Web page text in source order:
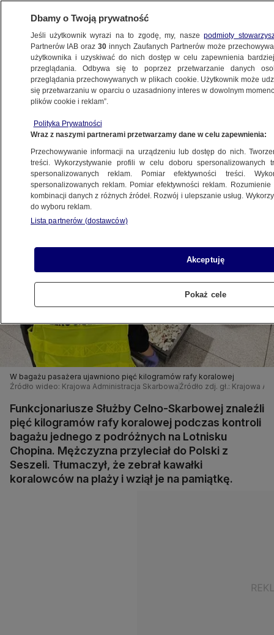
WARSZAWA
WŁOCHY
koralowej. "Pamiątka z Seszeli"
20.01.2026, 07:57
Posłuchaj artykułu
Czyta lektor AI
W bagażu pasażera ujawniono pięć kilogramów rafy koralowej
Źródło wideo: Krajowa Administracja Skarbowa Źródło zdj. gł.: Krajowa
Funkcjonariusze Służby Celno-Skarbowej znaleźli
pięć kilogramów rafy koralowej podczas kontroli
bagażu jednego z podróżnych na Lotnisku
Chopina. Mężczyzna przyleciał do Polski z
Seszeli. Tłumaczył, że zebrał kawałki
koralowców na plaży i wziął je na pamiątkę.
Dbamy o Twoją prywatność
Jeśli użytkownik wyrazi na to zgodę, my, naszepodmioty
Partnerów IAB oraz30 innych Zaufanych Partnerów może
użytkownika i uzyskiwać do nich dostęp w celu zapewnienia
przeglądania. Odbywa się to poprzez przetwarzanie danych
przeglądania przechowywanych w plikach cookie. Użytkownik może
się przetwarzaniu w oparciu o uzasadniony interes w dowolnym
plików cookie i reklam”.
Polityka Prywatności
Wraz z naszymi partnerami przetwarzamy dane w celu zapewnienia:
Przechowywanie informacji na urządzeniu lub dostęp do nich.
treści. Wykorzystywanie profili w celu doboru spersonalizowanych
spersonalizowanych reklam. Pomiar efektywności treści.
spersonalizowanych reklam. Pomiar efektywności reklam.
kombinacji danych z różnych źródeł. Rozwój i ulepszanie usług.
do wyboru reklam.
Lista partnerów (dostawców)
Akceptuję
Pokaż cele